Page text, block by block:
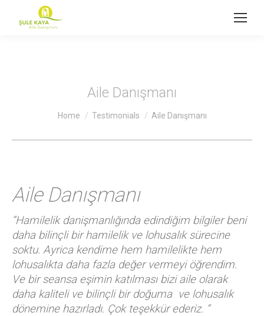
Aile Danışmanı
You are here:
Home Testimonials Aile Danışmanı
Aile Danışmanı
”Hamilelik danişmanlığında edindiğim bilgiler beni
daha bilinçli bir hamilelik ve lohusalık sürecine
soktu. Ayrica kendime hem hamilelikte hem
lohusalıkta daha fazla değer vermeyi öğrendim.
Ve bir seansa eşimin katılması bizi aile olarak
daha kaliteli ve bilinçli bir doğuma ve lohusalık
dönemine hazırladı. Çok teşekkür ederiz. “